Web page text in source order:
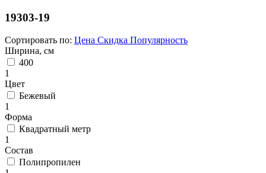
Синтетические
ковры
ковры
Ковры-
19303-19
Сортировать по: Цена Скидка Популярность
Ширина, см
400
1
Цвет
Бежевый
1
Форма
Квадратный метр
1
Состав
Полипропилен